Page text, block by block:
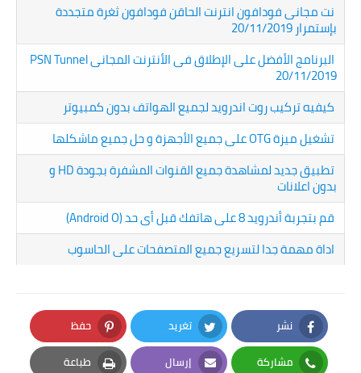
نت مجانى فودافون انترنت الحاقن فودافون ثغرة متجددة
بإستمرار 20/11/2019
البرنامج الأفضل على الإطلاق فى الأنترنت المجانى PSN Tunnel
20/11/2019
كيفيه تركيب روت اندرويد لجميع الهواتف بدون كمبيوتر
تشغيل ميزة OTG على جميع الأجهزة و حل جميع ماشكلها
تطبيق جديد لمشاهدة جميع القنوات المشفرة بجودة HD و
بدون اعلانات
قم بتجربة أندرويد 8 على هاتفك قبل أى حد (Android O)
اداة مهمة جدا لتسريع جميع المتصفحات على الحاسوب
نشر
Facebook
تغريد
Twitter
حفظ
Pinterest
مشاركة إرسال طباعة